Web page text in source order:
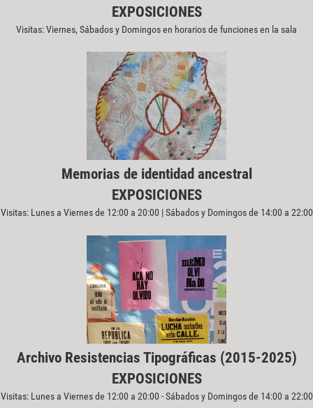
EXPOSICIONES
Visitas: Viernes, Sábados y Domingos en horarios de funciones en la sala
Memorias de identidad ancestral
EXPOSICIONES
Visitas: Lunes a Viernes de 12:00 a 20:00 | Sábados y Domingos de 14:00 a 22:00
Archivo Resistencias Tipográficas (2015-2025)
EXPOSICIONES
Visitas: Lunes a Viernes de 12:00 a 20:00 - Sábados y Domingos de 14:00 a 22:00